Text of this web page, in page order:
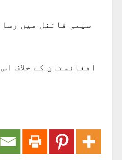
سیمی فائنل میں
افغانستان کے خلاف